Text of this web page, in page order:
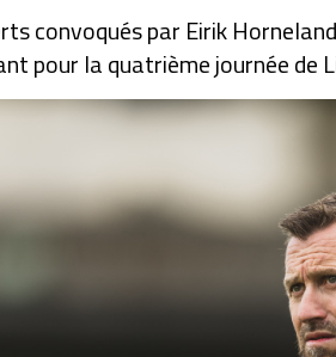
convoqués par Eirik
pour la quatrième journée de